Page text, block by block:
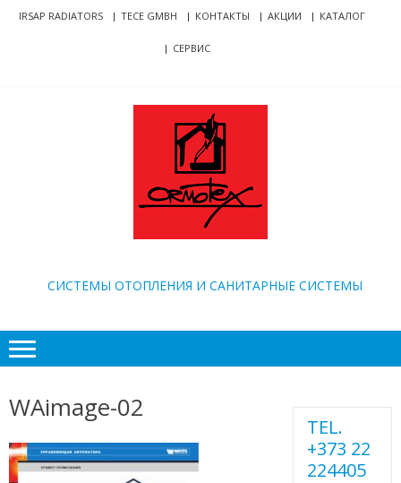
Skip
SkipIRSAP RADIATORS TECE GMBH КОНТАКТЫ АКЦИИ КАТАЛОГ
СЕРВИС
CИСТЕМЫ ОТОПЛЕНИЯ И САНИТАРНЫЕ СИСТЕМЫ
WAimage-02
TEL.
+373 22
224405